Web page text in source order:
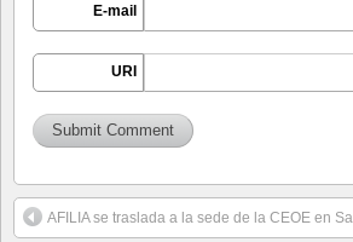
E-mail
URI
AFILIA se traslada a la sede de la CEOE en